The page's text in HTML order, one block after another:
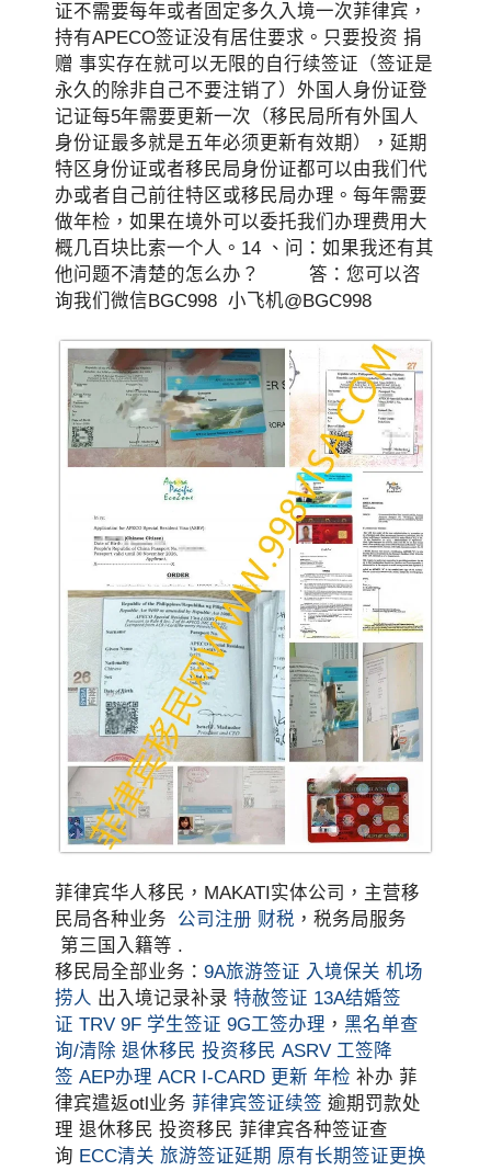
证不需要每年或者固定多久入境一次菲律宾，
持有APECO签证没有居住要求。只要投资 捐
赠 事实存在就可以无限的自行续签证（签证是
永久的除非自己不要注销了）外国人身份证登
记证每5年需要更新一次（移民局所有外国人
身份证最多就是五年必须更新有效期），延期
特区身份证或者移民局身份证都可以由我们代
办或者自己前往特区或移民局办理。每年需要
做年检，如果在境外可以委托我们办理费用大
概几百块比索一个人。14 、问：如果我还有其
他问题不清楚的怎么办？ 答：您可以咨
询我们微信BGC998 小飞机@BGC998
菲律宾华人移民，MAKATI实体公司，主营移
民局各种业务 公司注册 财税 ，税务局服务
第三国入籍等 .
移民局全部业务：9A旅游签证 入境保关 机场
捞人 出入境记录补录特赦签证 13A结婚签
证 TRV 9F 学生签证 9G工签办理 ， 黑名单查
询/清除 退休移民投资移民 ASRV 工签降
签 AEP办理 ACR I-CARD 更新 年检补办 菲
律宾遣返otl业务 菲律宾签证续签 逾期罚款处
理 退休移民 投资移民 菲律宾各种签证查
询 ECC清关 旅游签证延期 原有长期签证更换